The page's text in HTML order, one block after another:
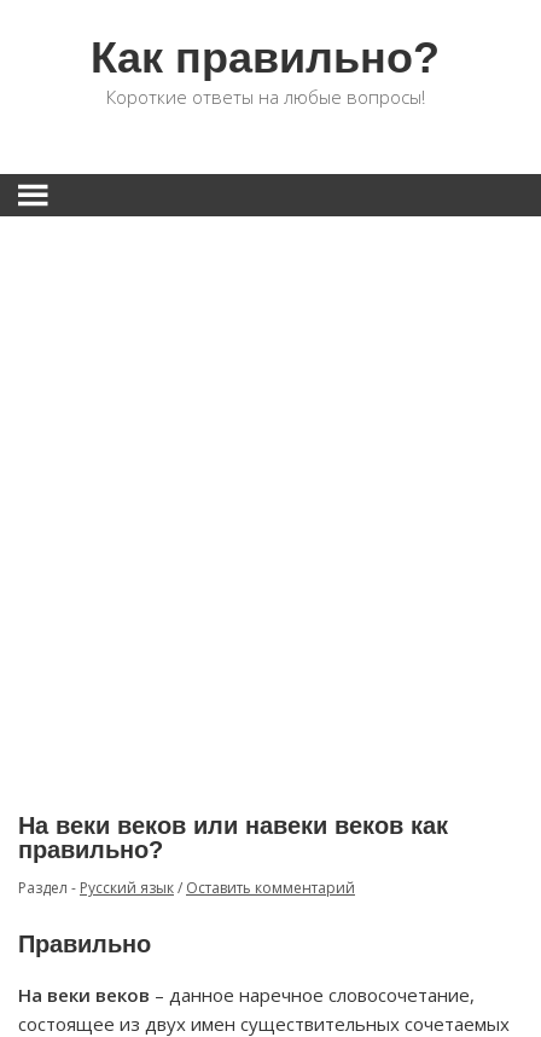
Как правильно?
Короткие ответы на любые вопросы!
На веки веков или навеки веков как
правильно?
Раздел - Русский язык/ Оставить комментарий
Правильно
На веки веков – данное наречное словосочетание,
состоящее из двух имен существительных сочетаемых